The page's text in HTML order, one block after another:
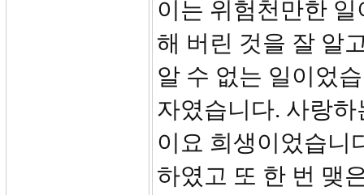
이는 위험천만한
해 버린 것을 잘 알
알 수 없는 일이었
자였습니다. 사랑
이요 희생이었습니
하였고 또 한 번 맺